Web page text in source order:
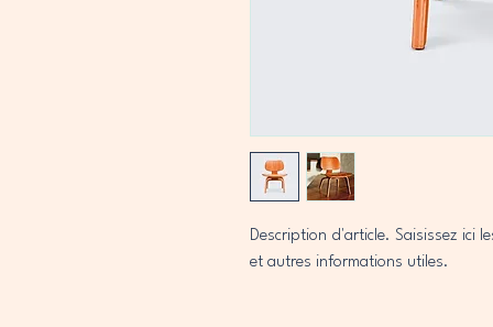
Description d'article. Saisissez ici
et autres informations utiles.